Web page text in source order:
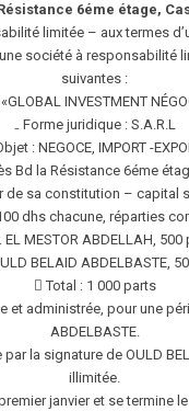
6éme étage,
limitée – aux termes
société à
suivantes :
INVESTMENT
₋ Forme juridique : S.A.R.L
: NEGOCE, IMPORT -
Bd la Résistance 6éme
de sa constitution – capital
dhs chacune, réparties
EL MESTOR ABDELLAH, 500
BELAID ABDELBASTE,
 Total : 1 000 parts
et administrée, pour une
ABDELBASTE.
la signature de OULD
illimitée.
janvier et se termine